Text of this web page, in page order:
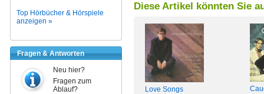
Top Hörbücher & Hörspiele
anzeigen »
Fragen & Antworten
Neu hier?
Fragen zum
Ablauf?
Diese Artikel könnten Sie
Love Songs